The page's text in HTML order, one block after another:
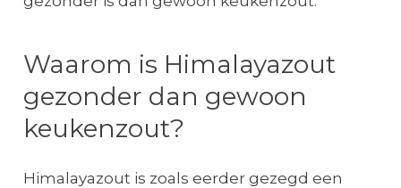
Waarom is Himalayazout
gezonder dan gewoon
keukenzout?
Himalayazout is zoals eerder gezegd een